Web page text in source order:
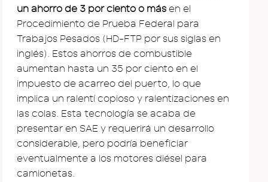
un ahorro de 3 por ciento o más en el
Procedimiento de Prueba Federal para
Trabajos Pesados ​​(HD-FTP por sus siglas en
inglés). Estos ahorros de combustible
aumentan hasta un 35 por ciento en el
impuesto de acarreo del puerto, lo que
implica un ralentí copioso y ralentizaciones en
las colas. Esta tecnología se acaba de
presentar en SAE y requerirá un desarrollo
considerable, pero podría beneficiar
eventualmente a los motores diésel para
camionetas.